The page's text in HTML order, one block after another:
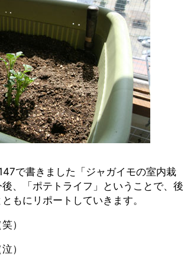
で書きました「ジャガイモの室内栽
、「ポテトライフ」ということで、後
もにリポートしていきます。
）
）